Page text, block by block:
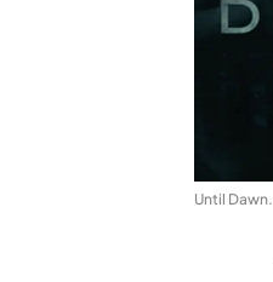
Until Dawn.